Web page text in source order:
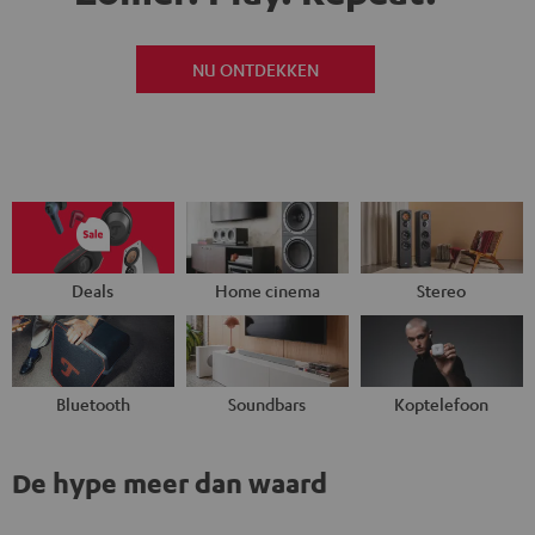
NU ONTDEKKEN
Deals Home cinema Stereo
Bluetooth Soundbars Koptelefoon
De hype meer dan waard